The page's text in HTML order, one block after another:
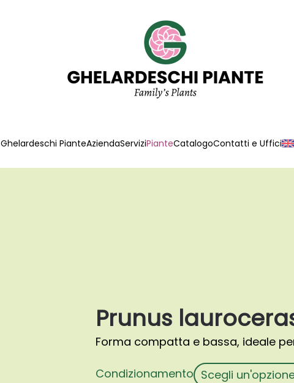
Ghelardeschi PianteAziendaServiziPianteCatalogoContatti e Uffici
Prunus
Forma compatta e bassa, ideale
Condizionamento